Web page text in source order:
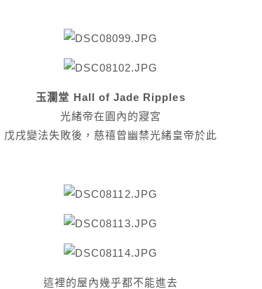
玉瀾堂 Hall of Jade Ripples
光緒帝在園內的寢宮
戊戌變法失敗後，慈禧曾幽禁光緒皇帝於此
這裡的屋內幾乎都不能進去